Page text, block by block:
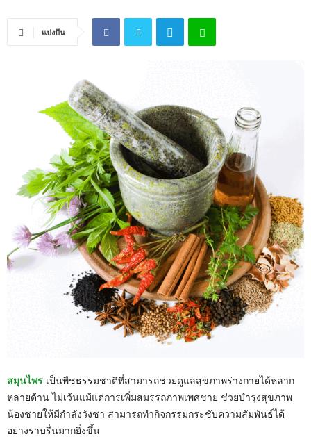
แบ่งปัน
สมุนไพร เป็นพืชธรรมชาติที่สามารถช่วยดูแลสุขภาพร่างกายได้หลาก
หลายด้าน ไม่เว้นแม้แต่การเพิ่มสมรรถภาพเพศชาย ช่วยบำรุงสุขภาพ
น้องชายให้มีกำลังวังชา สามารถทำกิจกรรมกระชับความสัมพันธ์ได้
อย่างราบรื่นมากยิ่งขึ้น